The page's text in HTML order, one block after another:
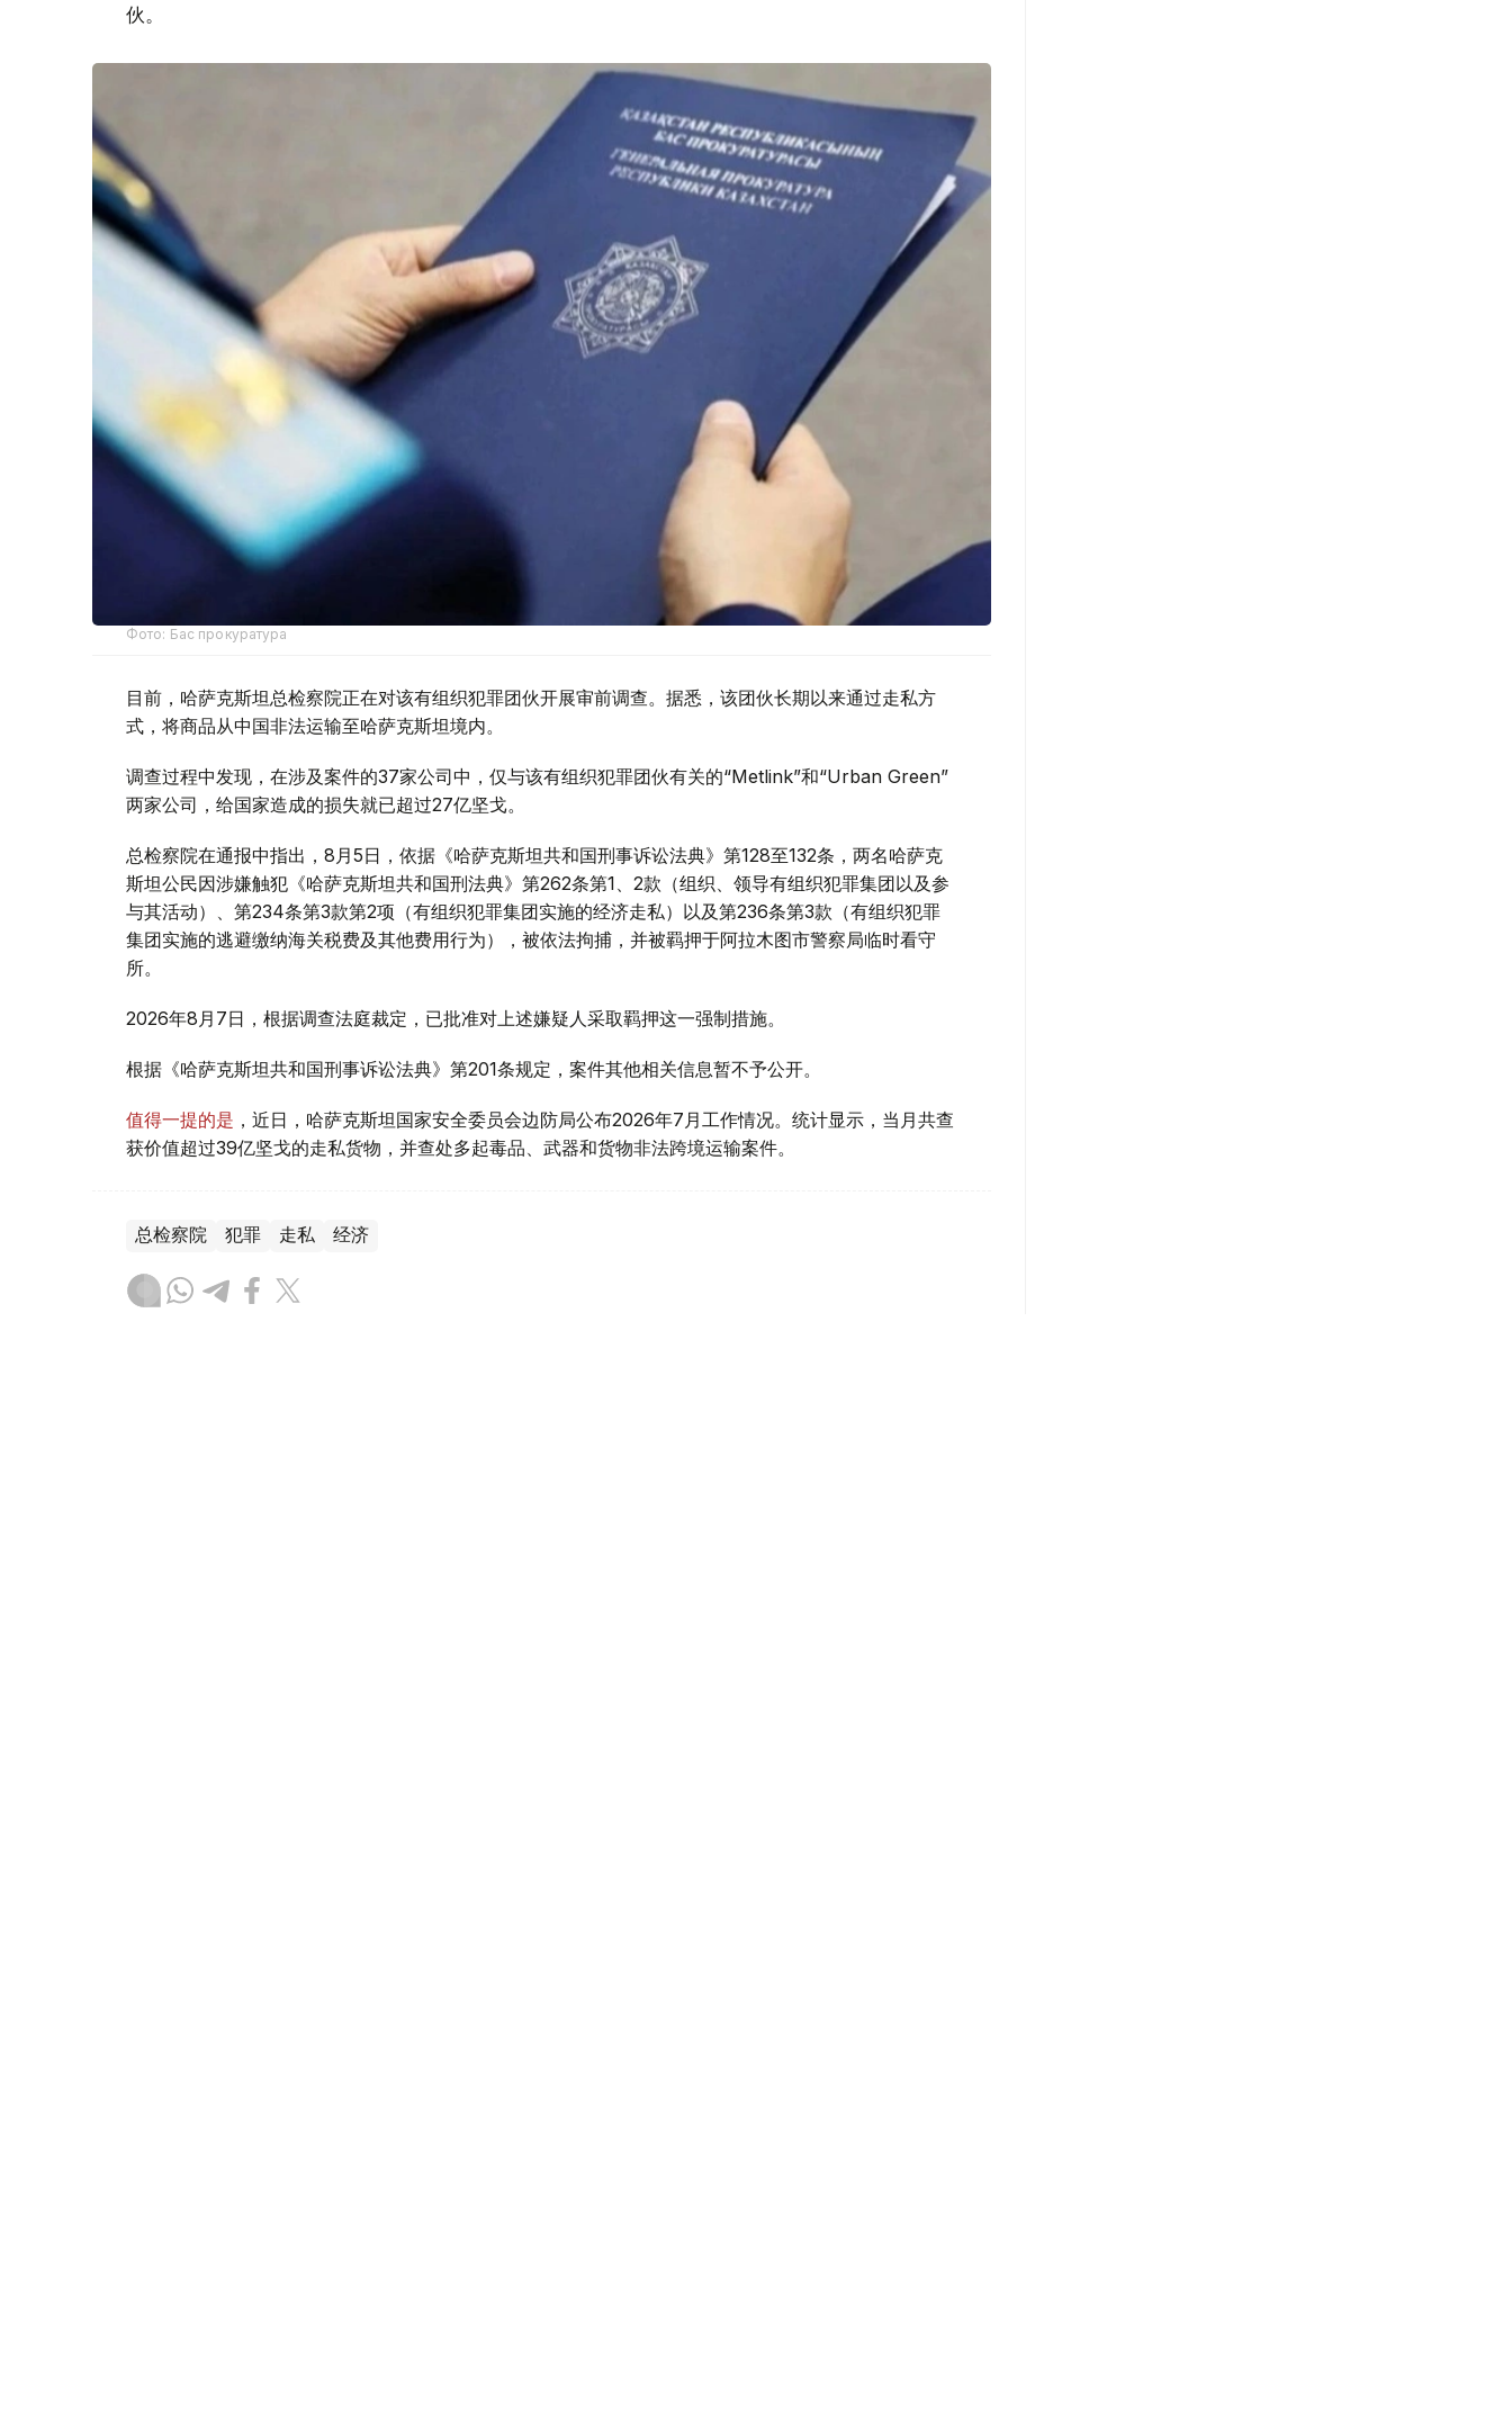
伙。
Фото: Бас прокуратура
目前，哈萨克斯坦总检察院正在对该有组织犯罪团伙开展审前调查。据悉，该团伙长期以来通过走私方
式，将商品从中国非法运输至哈萨克斯坦境内。
调查过程中发现，在涉及案件的37家公司中，仅与该有组织犯罪团伙有关的“Metlink”和“Urban Green”
两家公司，给国家造成的损失就已超过27亿坚戈。
总检察院在通报中指出，8月5日，依据《哈萨克斯坦共和国刑事诉讼法典》第128至132条，两名哈萨克
斯坦公民因涉嫌触犯《哈萨克斯坦共和国刑法典》第262条第1、2款（组织、领导有组织犯罪集团以及参
与其活动）、第234条第3款第2项（有组织犯罪集团实施的经济走私）以及第236条第3款（有组织犯罪
集团实施的逃避缴纳海关税费及其他费用行为），被依法拘捕，并被羁押于阿拉木图市警察局临时看守
所。
2026年8月7日，根据调查法庭裁定，已批准对上述嫌疑人采取羁押这一强制措施。
根据《哈萨克斯坦共和国刑事诉讼法典》第201条规定，案件其他相关信息暂不予公开。
值得一提的是 ，近日，哈萨克斯坦国家安全委员会边防局公布2026年7月工作情况。统计显示，当月共查
获价值超过39亿坚戈的走私货物，并查处多起毒品、武器和货物非法跨境运输案件。
总检察院 犯罪 走私 经济